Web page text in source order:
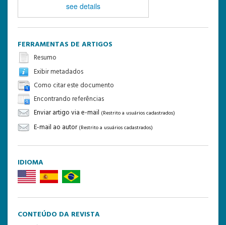
see details
FERRAMENTAS DE ARTIGOS
Resumo
Exibir metadados
Como citar este documento
Encontrando referências
Enviar artigo via e-mail (Restrito a usuários cadastrados)
E-mail ao autor (Restrito a usuários cadastrados)
IDIOMA
CONTEÚDO DA REVISTA